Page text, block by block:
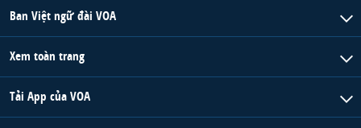
Ban Việt ngữ đài VOA
Xem toàn trang
Tải App của VOA